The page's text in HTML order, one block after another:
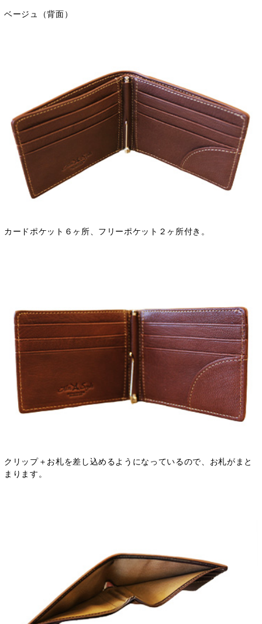
ベージュ（背面）
カードポケット６ヶ所、フリーポケット２ヶ所付き。
クリップ＋お札を差し込めるようになっているので、お札がまと
まります。